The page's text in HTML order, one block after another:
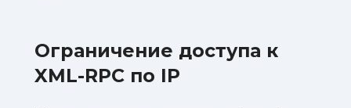
Ограничение доступа к
XML-RPC по IP